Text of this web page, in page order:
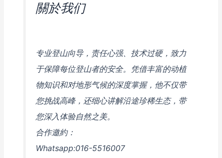
關於我们
专业登山向导，责任心强、技术过硬，致力
于保障每位登山者的安全。凭借丰富的动植
物知识和对地形气候的深度掌握，他不仅带
您挑战高峰，还细心讲解沿途珍稀生态，带
您深入体验自然之美。
合作邀約：
Whatsapp:016-5516007